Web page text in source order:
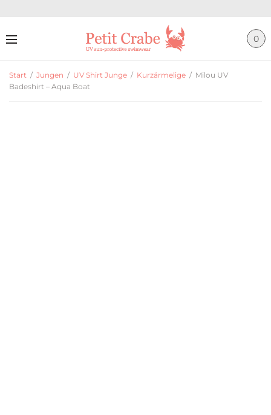
0
Start / Jungen / UV Shirt Junge / Kurzärmelige / Milou UV
Badeshirt – Aqua Boat